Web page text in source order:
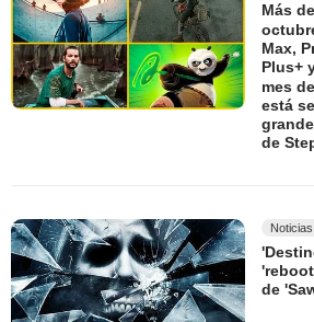
Más
Max,
Plus+
mes
está
de
de